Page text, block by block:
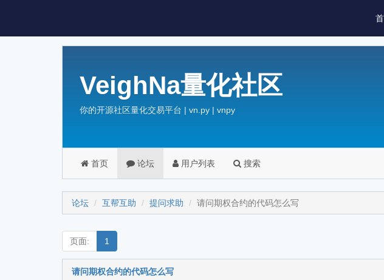
VeighNa量化社区
你的开源社区量化交易平台 | vn.py | vnpy
首页 论坛 用户列表 搜索
论坛 互帮互助 提问求助 请问期权合约的代码怎么写
页面: 1
请问期权合约的代码怎么写